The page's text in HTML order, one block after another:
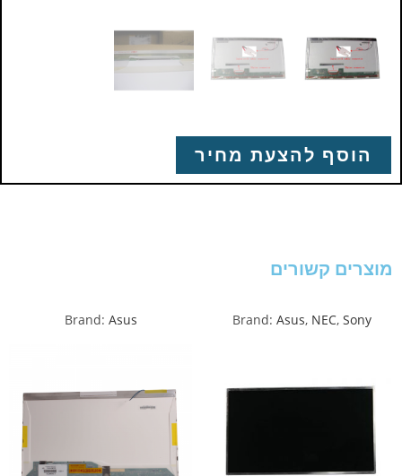
הוסף להצעת מחיר
מוצרים קשורים
Brand: Asus, NEC, Sony
Brand: Asus